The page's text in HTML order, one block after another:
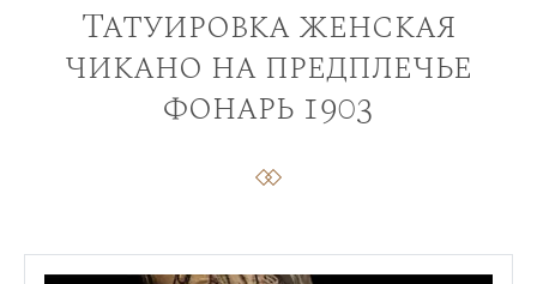
Татуировка женская
чикано на предплечье
фонарь 1903